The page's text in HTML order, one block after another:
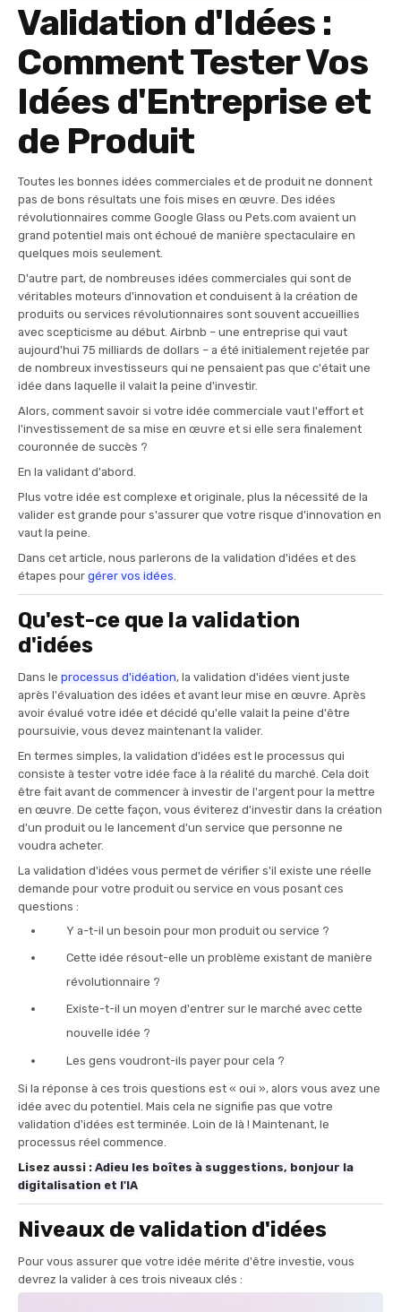
Validation d'Idées :
Comment Tester Vos
Idées d'Entreprise et
de Produit
Toutes les bonnes idées commerciales et de produit ne donnent
pas de bons résultats une fois mises en œuvre. Des idées
révolutionnaires comme Google Glass ou Pets.com avaient un
grand potentiel mais ont échoué de manière spectaculaire en
quelques mois seulement.
D'autre part, de nombreuses idées commerciales qui sont de
véritables moteurs d'innovation et conduisent à la création de
produits ou services révolutionnaires sont souvent accueillies
avec scepticisme au début. Airbnb – une entreprise qui vaut
aujourd'hui 75 milliards de dollars – a été initialement rejetée par
de nombreux investisseurs qui ne pensaient pas que c'était une
idée dans laquelle il valait la peine d'investir.
Alors, comment savoir si votre idée commerciale vaut l'effort et
l'investissement de sa mise en œuvre et si elle sera finalement
couronnée de succès ?
En la validant d'abord.
Plus votre idée est complexe et originale, plus la nécessité de la
valider est grande pour s'assurer que votre risque d'innovation en
vaut la peine.
Dans cet article, nous parlerons de la validation d'idées et des
étapes pour gérer vos idées
Qu'est-ce que la validation
d'idées
Dans le processus d'idéation, la validation d'idées vient juste
après l'évaluation des idées et avant leur mise en œuvre. Après
avoir évalué votre idée et décidé qu'elle valait la peine d'être
poursuivie, vous devez maintenant la valider.
En termes simples, la validation d'idées est le processus qui
consiste à tester votre idée face à la réalité du marché. Cela doit
être fait avant de commencer à investir de l'argent pour la mettre
en œuvre. De cette façon, vous éviterez d'investir dans la création
d'un produit ou le lancement d'un service que personne ne
voudra acheter.
La validation d'idées vous permet de vérifier s'il existe une réelle
demande pour votre produit ou service en vous posant ces
questions :
Y a-t-il un besoin pour mon produit ou service ?
Cette idée résout-elle un problème existant de manière
révolutionnaire ?
Existe-t-il un moyen d'entrer sur le marché avec cette
nouvelle idée ?
Les gens voudront-ils payer pour cela ?
Si la réponse à ces trois questions est « oui », alors vous avez une
idée avec du potentiel. Mais cela ne signifie pas que votre
validation d'idées est terminée. Loin de là ! Maintenant, le
processus réel commence.
Lisez aussi : Adieu les boîtes à suggestions, bonjour la
digitalisation et l'IA
Niveaux de validation d'idées
Pour vous assurer que votre idée mérite d'être investie, vous
devrez la valider à ces trois niveaux clés :